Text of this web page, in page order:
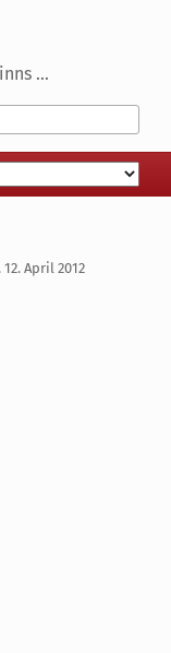
...
April 2012